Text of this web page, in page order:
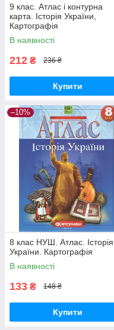
9 клас. Атлас і контурна
карта. Історія України,
Картографія
В наявності
212 ₴ 236 ₴
Купити
–10%
8 клас НУШ. Атлас. Історія
України. Картографія
В наявності
133 ₴ 148 ₴
Купити